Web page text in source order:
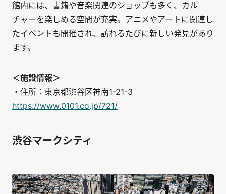
館内には、書籍や音楽関連のショップも多く、カル
チャーを楽しめる空間が充実。アニメやアートに関連し
たイベントも開催され、訪れるたびに新しい発見があり
ます。
＜施設情報＞
・住所：東京都渋谷区神南1-21-3
https://www.0101.co.jp/721/
渋谷マークシティ